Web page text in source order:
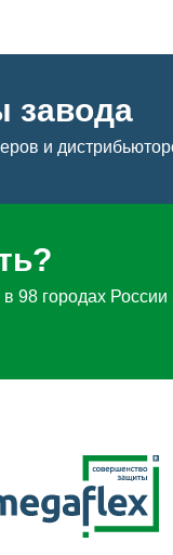
завода
и
98 городах России